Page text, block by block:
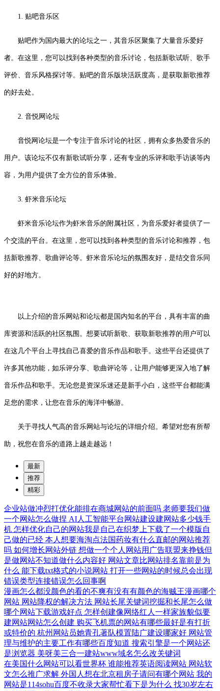
1. 贴吧音乐区
贴吧作为国内最大的论坛之一，其音乐区聚集了大量音乐爱好
者。在这里，您可以找到各种类型的音乐讨论，包括新歌试听、歌手
评价、音乐风格探讨等。贴吧的音乐版块活跃度高，是获取新歌推荐
的好去处。
2. 音悦网论坛
音悦网论坛是一个专注于音乐讨论的社区，拥有众多热爱音乐的
用户。该论坛不仅有新歌试听分享，还有专业的乐评和歌手访谈等内
容，为用户提供了全方位的音乐体验。
3. 虾米音乐论坛
虾米音乐论坛作为虾米音乐的附属社区，为音乐爱好者提供了一
个交流的平台。在这里，您可以找到各种类型的音乐讨论和推荐，包
括新歌推荐、歌曲评论等。虾米音乐论坛的氛围友好，是结交音乐同
好的好地方。
以上介绍的音乐网站和论坛都是国内知名的平台，具有丰富的曲
库资源和活跃的社区氛围。想要试听新歌、获取新歌推荐的用户可以
在这几个平台上寻找自己喜爱的音乐作品和歌手。这些平台还提供了
许多其他功能，如乐评分享、歌曲评论等，让用户能够更深入地了解
音乐作品和歌手。无论您是资深乐迷还是新手小白，这些平台都能满
足您的需求，让您在音乐的海洋中畅游。
关于寻找人气高的音乐网站与论坛的详细介绍。希望对您有所帮
助，祝您在音乐的道路上越走越远！
最新
推荐
精彩
企业站做冲烈打优化能排在商城网站的前面吗 老师要我们做
一个网站怎么做捏 AI人工智能平台网站建设建网站多少钱手
机 怎样优化自己的网站我是自己在织梦上下载了一个模版自
己做的已经 本人想要海淘点法国药妆有什么直邮的网站推荐
吗 如何增长网站外链 想做一个个人网站用广告联盟来挣钱但
是做网站不知道做什么内容好 网站文章比网站排名靠前是为
什么 能下载txt格式的小说网站 打开一些网站的时候总会出现
错误类型连接错误怎么回事啊
漫画怎么都没颜色的看的不爽有没有有颜色的海贼王漫画哪个
网站 网站降权的解决方法 网站长尾关键词挖掘和长尾怎么做
哪个网站下载游戏好点 怎样创建像网络红人一样家族貌似要
建网站网站怎么创建 购买飞机票的网站有哪些最好是有打折
或特价的 杭州网站员她青孔著队模置陆广建设哪家好 网站管
理与维护的主要工作有哪些百度知道 搜索引擎是一个网站还
是浏览器 美呀美三合一建站www域名怎么改关键词
在美国什么网站可以看世界杯 谁能推荐英语阅读网站 网站软
文怎么推广求解 外国人想在北京租房子请问有哪个网站 我的
网站是114sohu百度不收录大家帮忙看下是为什么 找30岁左右